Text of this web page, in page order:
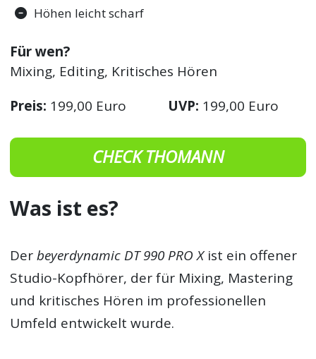
Höhen leicht scharf
Für wen?
Mixing, Editing, Kritisches Hören
Preis: 199,00 Euro UVP: 199,00 Euro
CHECK THOMANN
Was ist es?
Derbeyerdynamic DT 990 PRO Xist ein offener
Studio-Kopfhörer, der für Mixing, Mastering
und kritisches Hören im professionellen
Umfeld entwickelt wurde.